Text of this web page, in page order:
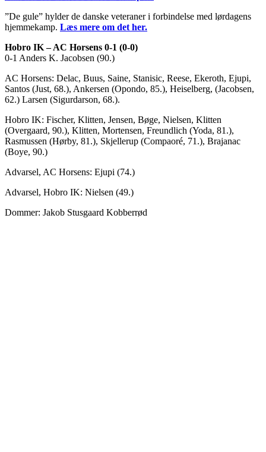
”De gule” hylder de danske veteraner i forbindelse med lørdagens
hjemmekamp. Læs mere om det her.
Hobro IK – AC Horsens 0-1 (0-0)
0-1 Anders K. Jacobsen (90.)
AC Horsens: Delac, Buus, Saine, Stanisic, Reese, Ekeroth, Ejupi,
Santos (Just, 68.), Ankersen (Opondo, 85.), Heiselberg, (Jacobsen,
62.) Larsen (Sigurdarson, 68.).
Hobro IK: Fischer, Klitten, Jensen, Bøge, Nielsen, Klitten
(Overgaard, 90.), Klitten, Mortensen, Freundlich (Yoda, 81.),
Rasmussen (Hørby, 81.), Skjellerup (Compaoré, 71.), Brajanac
(Boye, 90.)
Advarsel, AC Horsens: Ejupi (74.)
Advarsel, Hobro IK: Nielsen (49.)
Dommer: Jakob Stusgaard Kobberrød